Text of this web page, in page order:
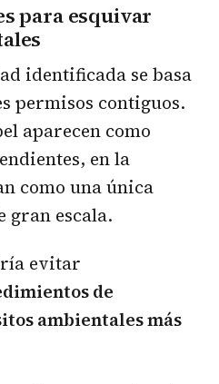
para esquivar
identificada se basa
permisos contiguos.
aparecen como
en la
como una única
gran escala.
evitar
de
ambientales más